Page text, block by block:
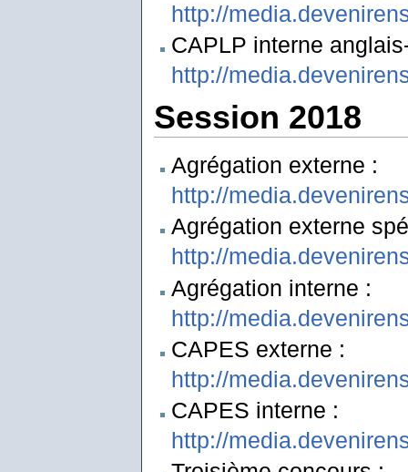
http://
CAPLP interne
http://
Session 2018
Agrégation externe :
http://
Agrégation externe
http://
Agrégation interne :
http://
CAPES externe :
http://
CAPES interne :
http://